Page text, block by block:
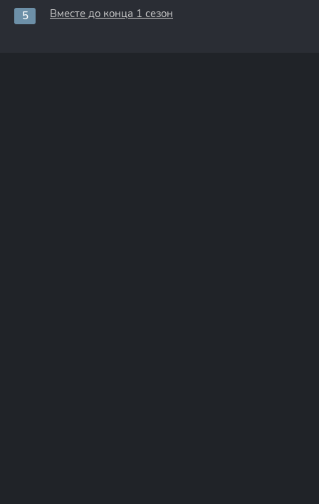
Вместе до конца 1 сезон